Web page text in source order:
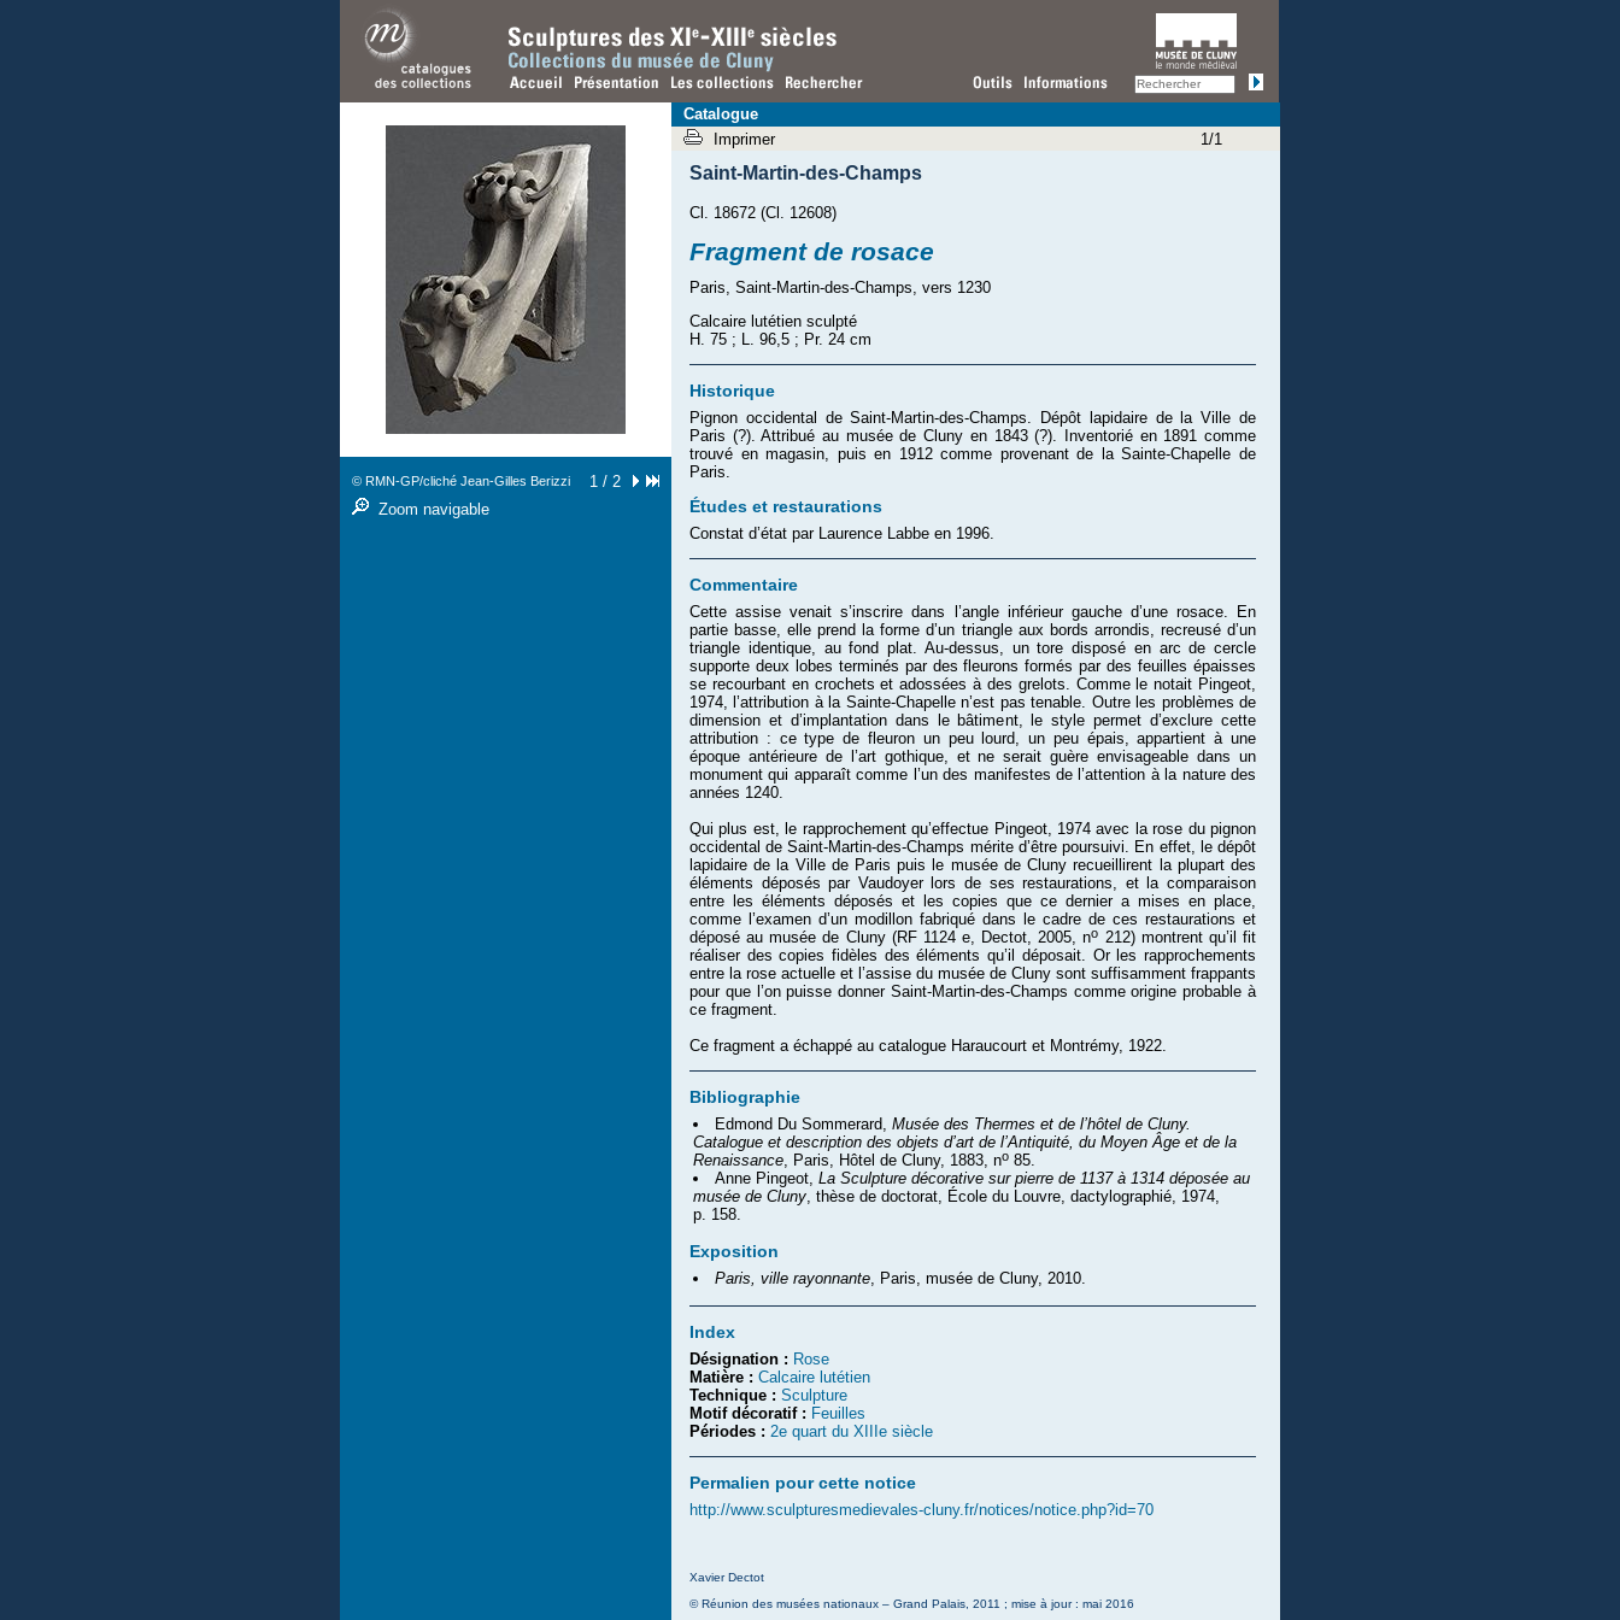
Saint-Martin-des-Champs
Cl. 18672 (Cl. 12608)
Fragment de rosace
Paris, Saint-Martin-des-Champs, vers 1230
Calcaire lutétien sculpté
H. 75 ; L. 96,5 ; Pr. 24 cm
Historique
Pignon occidental de Saint-Martin-des-Champs. Dépôt lapidaire de la Ville de
Paris (?). Attribué au musée de Cluny en 1843 (?). Inventorié en 1891 comme
trouvé en magasin, puis en 1912 comme provenant de la Sainte-Chapelle de
Paris.
Études et restaurations
Constat d’état par Laurence Labbe en 1996.
Commentaire
Cette assise venait s’inscrire dans l’angle inférieur gauche d’une rosace. En
partie basse, elle prend la forme d’un triangle aux bords arrondis, recreusé d’un
triangle identique, au fond plat. Au-dessus, un tore disposé en arc de cercle
supporte deux lobes terminés par des fleurons formés par des feuilles épaisses
se recourbant en crochets et adossées à des grelots. Comme le notait Pingeot,
1974, l’attribution à la Sainte-Chapelle n’est pas tenable. Outre les problèmes de
dimension et d’implantation dans le bâtiment, le style permet d’exclure cette
attribution : ce type de fleuron un peu lourd, un peu épais, appartient à une
époque antérieure de l’art gothique, et ne serait guère envisageable dans un
monument qui apparaît comme l’un des manifestes de l’attention à la nature des
années 1240.
Qui plus est, le rapprochement qu’effectue Pingeot, 1974 avec la rose du pignon
occidental de Saint-Martin-des-Champs mérite d’être poursuivi. En effet, le dépôt
lapidaire de la Ville de Paris puis le musée de Cluny recueillirent la plupart des
éléments déposés par Vaudoyer lors de ses restaurations, et la comparaison
entre les éléments déposés et les copies que ce dernier a mises en place,
comme l’examen d’un modillon fabriqué dans le cadre de ces restaurations et
déposé au musée de Cluny (RF 1124 e, Dectot, 2005, no 212) montrent qu’il fit
réaliser des copies fidèles des éléments qu’il déposait. Or les rapprochements
entre la rose actuelle et l’assise du musée de Cluny sont suffisamment frappants
pour que l’on puisse donner Saint-Martin-des-Champs comme origine probable à
ce fragment.
Ce fragment a échappé au catalogue Haraucourt et Montrémy, 1922.
Bibliographie
Edmond Du Sommerard, Musée des Thermes et de l’hôtel de Cluny.
Catalogue et description des objets d’art de l’Antiquité, du Moyen Âge et de la
Renaissance , Paris, Hôtel de Cluny, 1883, no 85.
Anne Pingeot, La Sculpture décorative sur pierre de 1137 à 1314 déposée au
musée de Cluny , thèse de doctorat, École du Louvre, dactylographié, 1974,
p. 158.
Exposition
Paris, ville rayonnante, Paris, musée de Cluny, 2010.
Index
Désignation : Rose
Matière : Calcaire lutétien
Technique : Sculpture
Motif décoratif : Feuilles
Périodes : 2e quart du XIIIe siècle
Permalien pour cette notice
http://www.sculpturesmedievales-cluny.fr/notices/notice.php?id=70
Xavier Dectot
© Réunion des musées nationaux – Grand Palais, 2011 ; mise à jour : mai 2016
1 / 2
© RMN-GP/cliché Jean-Gilles Berizzi
Zoom navigable
Catalogue
Imprimer
1/1